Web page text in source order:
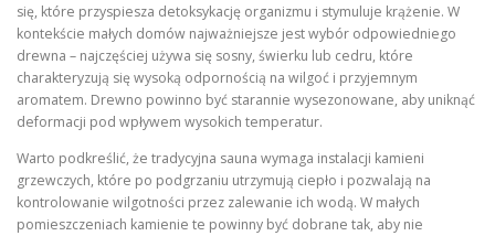
się, które przyspiesza detoksykację organizmu i stymuluje krążenie. W
kontekście małych domów najważniejsze jest wybór odpowiedniego
drewna – najczęściej używa się sosny, świerku lub cedru, które
charakteryzują się wysoką odpornością na wilgoć i przyjemnym
aromatem. Drewno powinno być starannie wysezonowane, aby uniknąć
deformacji pod wpływem wysokich temperatur.
Warto podkreślić, że tradycyjna sauna wymaga instalacji kamieni
grzewczych, które po podgrzaniu utrzymują ciepło i pozwalają na
kontrolowanie wilgotności przez zalewanie ich wodą. W małych
pomieszczeniach kamienie te powinny być dobrane tak, aby nie